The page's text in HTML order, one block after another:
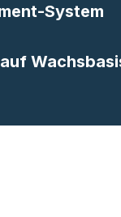
System